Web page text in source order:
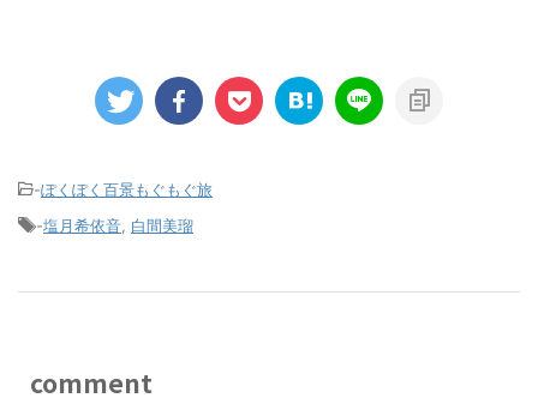
-ぽくぽく百景もぐもぐ旅
-塩月希依音 白間美瑠
comment